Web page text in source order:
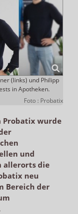
(links) und Philipp
in Apotheken.
Foto : Probatix
Probatix wurde
und
allerorts die
neu
Bereich der